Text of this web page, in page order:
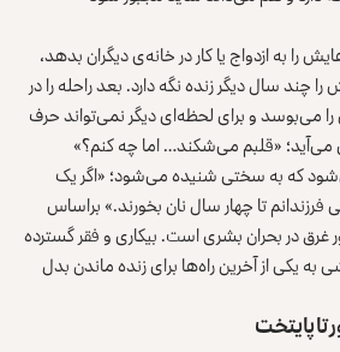
را به ازدواج یا کار در خانه‌ی دیگران بدهد،
چند سال دیگر زنده نگه دارد. بعد راحله را در
می‌بوسد و برای لحظه‌ای دیگر نمی‌تواند حرف
می‌آید؛ «قلبم می‌شکند… اما چه کنم؟»
که به‌ سختی شنیده می‌شود؛ «اگر یک
فرزندانم تا چهار سال نان بخورند.» براساس
در بحران بشری است. بیکاری و فقر گسترده
یکی از آخرین راه‌ها برای زنده ماندن بدل
تا پایتخت